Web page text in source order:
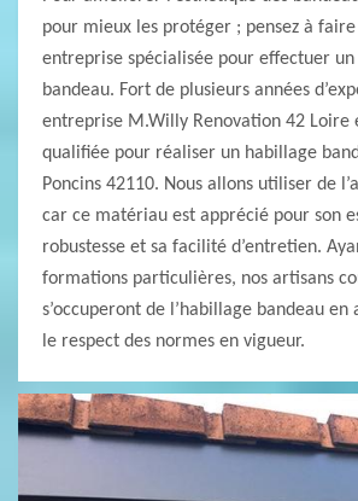
pour mieux les protéger ; pensez à
entreprise spécialisée pour effectuer
bandeau. Fort de plusieurs années
entreprise M.Willy Renovation 42 Loire
qualifiée pour réaliser un habillage
Poncins 42110. Nous allons utiliser de
car ce matériau est apprécié pour son
robustesse et sa facilité d’entretien.
formations particulières, nos artisans
s’occuperont de l’habillage bandeau en
le respect des normes en vigueur.